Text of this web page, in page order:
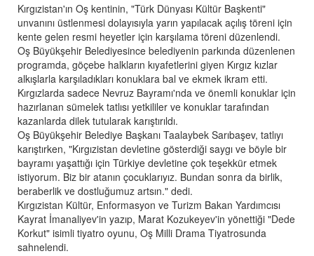
Kırgızistan'ın Oş kentinin, "Türk Dünyası Kültür Başkenti"
unvanını üstlenmesi dolayısıyla yarın yapılacak açılış töreni için
kente gelen resmi heyetler için karşılama töreni düzenlendi.
Oş Büyükşehir Belediyesince belediyenin parkında düzenlenen
programda, göçebe halkların kıyafetlerini giyen Kırgız kızlar
alkışlarla karşıladıkları konuklara bal ve ekmek ikram etti.
Kırgızlarda sadece Nevruz Bayramı'nda ve önemli konuklar için
hazırlanan sümelek tatlısı yetkililer ve konuklar tarafından
kazanlarda dilek tutularak karıştırıldı.
Oş Büyükşehir Belediye Başkanı Taalaybek Sarıbaşev, tatlıyı
karıştırken, "Kırgızistan devletine gösterdiği saygı ve böyle bir
bayramı yaşattığı için Türkiye devletine çok teşekkür etmek
istiyorum. Biz bir atanın çocuklarıyız. Bundan sonra da birlik,
beraberlik ve dostluğumuz artsın." dedi.
Kırgızistan Kültür, Enformasyon ve Turizm Bakan Yardımcısı
Kayrat İmanaliyev'in yazıp, Marat Kozukeyev'in yönettiği "Dede
Korkut" isimli tiyatro oyunu, Oş Milli Drama Tiyatrosunda
sahnelendi.